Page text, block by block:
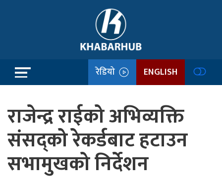
रेडियो ENGLISH
राजेन्द्र राईको अभिव्यक्ति
संसद्को रेकर्डबाट हटाउन
सभामुखको निर्देशन